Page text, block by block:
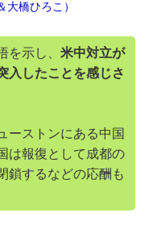
橋ひろこ）
を示し、 米中対立が
入したことを感じさ
ーストンにある中国
は報復として成都の
鎖するなどの応酬も